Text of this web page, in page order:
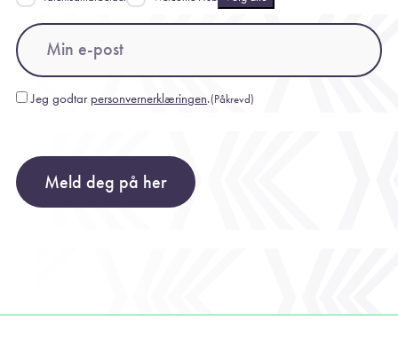
Email
Consent(Påkrevd)
Jeg godtar personvernerklæringen.(Påkrevd)
Meld deg på her